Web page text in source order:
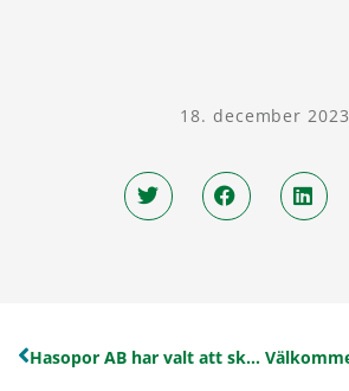
18. december 2023
Hasopor AB har valt att skänka en julgåva till organisationen Läkare Utan Gränser